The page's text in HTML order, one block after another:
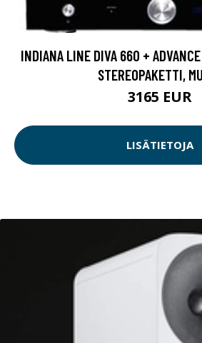
INDIANA LINE DIVA 660 +
STEREOPAKETTI,
3165 EUR
LISÄTIETOJA